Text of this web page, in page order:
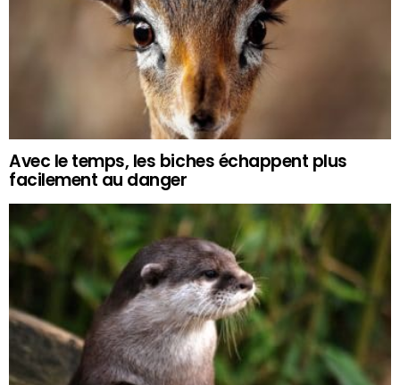
Avec le temps, les biches échappent plus
facilement au danger